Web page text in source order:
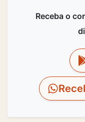
Receba o